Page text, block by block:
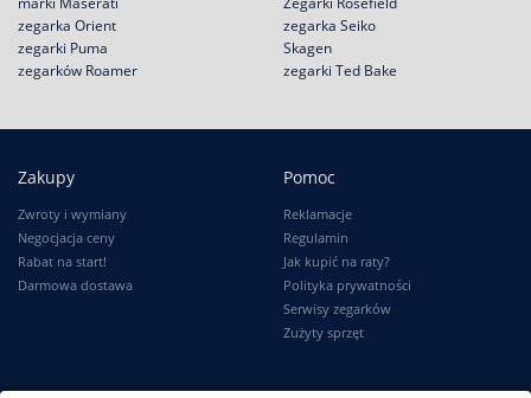
zegarka Orient
zegarki Puma
zegarków Roamer
zegarka Seiko
Skagen
zegarki Ted Bake
Zakupy
Zwroty i wymiany
Negocjacja ceny
Rabat na start!
Darmowa dostawa
Pomoc
Reklamacje
Regulamin
Jak kupić na raty?
Polityka prywatności
Serwisy zegarków
Zużyty sprzęt